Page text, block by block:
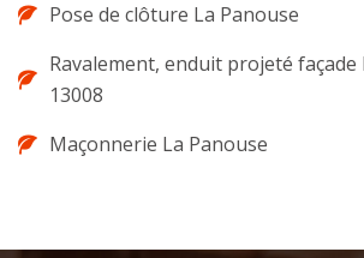
Pose de clôture La Panouse
Ravalement, enduit projeté façade
13008
Maçonnerie La Panouse